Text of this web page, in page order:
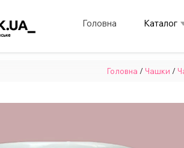
Головна Каталог
Головна / Чашки /